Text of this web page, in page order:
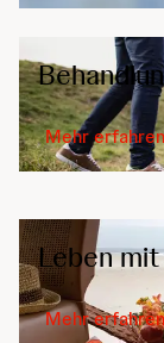
Mehr erfahren
Leben
Mehr erfahren